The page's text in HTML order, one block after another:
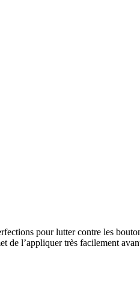
pour lutter contre les
de l’appliquer très facilement